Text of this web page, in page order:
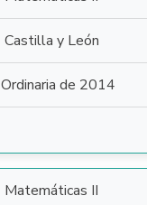
Castilla y León
Ordinaria de 2014
Matemáticas II